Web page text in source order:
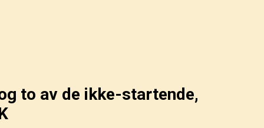
to av de ikke-startende,